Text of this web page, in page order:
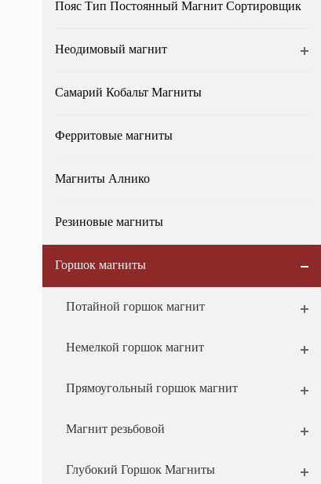
Пояс Тип Постоянный Магнит Сортировщик
Неодимовый магнит
Самарий Кобальт Магниты
Ферритовые магниты
Магниты Алнико
Резиновые магниты
Горшок магниты
Потайной горшок магнит
Немелкой горшок магнит
Прямоугольный горшок магнит
Магнит резьбовой
Глубокий Горшок Магниты